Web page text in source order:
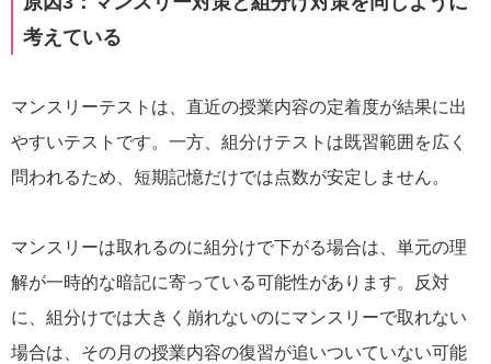
考えている
マンスリーテストは、直近の授業内容の定着度が結果に出
やすいテストです。一方、組分けテストは既習範囲を広く
問われるため、短期記憶だけでは点数が安定しません。
マンスリーは取れるのに組分けで下がる場合は、単元の理
解が一時的な暗記に寄っている可能性があります。反対
に、組分けでは大きく崩れないのにマンスリーで取れない
場合は、その月の授業内容の復習が追いついていない可能